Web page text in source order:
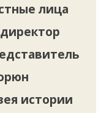
лица
истории